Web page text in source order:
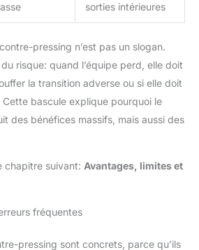
sorties intérieures
pressing n’est pas un slogan.
risque: quand l’équipe perd, elle doit
la transition adverse ou si elle doit
bascule explique pourquoi le
des bénéfices massifs, mais aussi des
chapitre suivant: Avantages, limites et
fréquentes
pressing sont concrets, parce qu’ils